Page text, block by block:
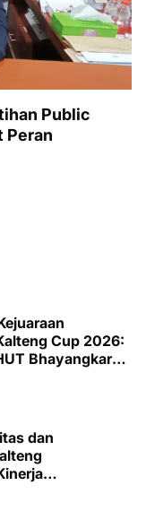
Public
Peran
Cup 2026:
Bhayangkara
dan
Itwasum Polri